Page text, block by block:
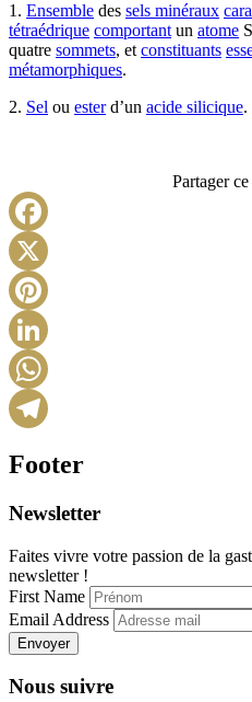
1. Ensemble des sels minéraux
tétraédrique comportant un atome
quatre sommets, et constituants
métamorphiques.
2. Sel ou esterd’un acide silicique.
Partager
Footer
Newsletter
Faites vivre votre passion de la
newsletter !
First Name
Email Address
Envoyer
Nous suivre